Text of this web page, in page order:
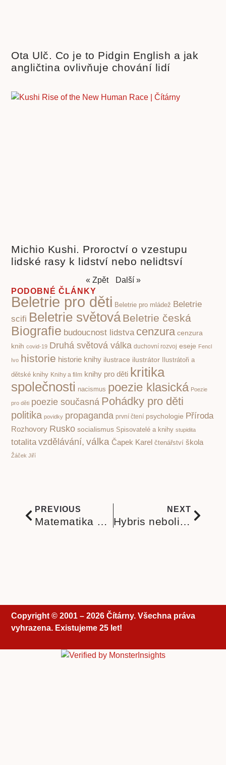
Ota Ulč. Co je to Pidgin English a jak
angličtina ovlivňuje chování lidí
Michio Kushi. Proroctví o vzestupu
lidské rasy k lidství nebo nelidtsví
« Zpět
Další »
PODOBNÉ ČLÁNKY
Beletrie pro děti Beletrie pro mládež Beletrie
scifi Beletrie světováBeletrie česká
Biografie budoucnost lidstva cenzura cenzura
knih covid-19 Druhá světová válka duchovní rozvoj eseje Fencl
Ivo historie historie knihy ilustrace ilustrátor Ilustrátoři a
dětské knihy Knihy a film knihy pro děti kritika
společnosti nacismus poezie klasická Poezie
pro děti poezie současná Pohádky pro děti
politika povidky propaganda první čtení psychologie Příroda
Rozhovory Rusko socialismus Spisovatelé a knihy stupidita
totalita vzdělávání, válka Čapek Karel čtenářství škola
Žáček Jiří
PREVIOUS NEXT
Copyright © 2001 – 2026 Čítárny. Všechna práva
vyhrazena. Existujeme 25 let!